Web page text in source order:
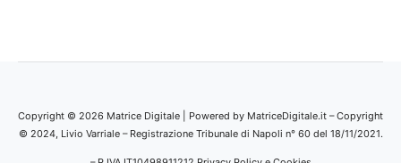
Copyright © 2026 Matrice Digitale | Powered by MatriceDigitale.it – Copyright
© 2024, Livio Varriale – Registrazione Tribunale di Napoli n° 60 del 18/11/2021.